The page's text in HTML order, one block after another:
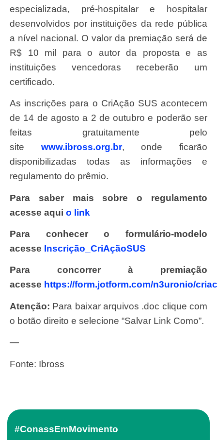
especializada, pré-hospitalar e hospitalar
desenvolvidos por instituições da rede pública
a nível nacional. O valor da premiação será de
R$ 10 mil para o autor da proposta e as
instituições vencedoras receberão um
certificado.
As inscrições para o CriAção SUS acontecem
de 14 de agosto a 2 de outubro e poderão ser
feitas gratuitamente pelo
site www.ibross.org.br, onde ficarão
disponibilizadas todas as informações e
regulamento do prêmio.
Para saber mais sobre o regulamento
acesse aqui o link
Para conhecer o formulário-modelo
acesse Inscrição_CriAçãoSUS
Para concorrer à premiação
acesse https://form.jotform.com/n3uronio/
Atenção: Para baixar arquivos .doc clique com
o botão direito e selecione “Salvar Link Como”.
—
Fonte: Ibross
#ConassEmMovimento